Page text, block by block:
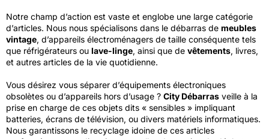
Notre champ d’action est vaste et englobe une large catégorie
d’articles. Nous nous spécialisons dans le débarras de meubles
vintage, d’appareils électroménagers de taille conséquente tels
que réfrigérateurs ou lave-linge, ainsi que de vêtements, livres,
et autres articles de la vie quotidienne.
Vous désirez vous séparer d’équipements électroniques
obsolètes ou d’appareils hors d’usage ? City Débarras veille à la
prise en charge de ces objets dits « sensibles » impliquant
batteries, écrans de télévision, ou divers matériels informatiques.
Nous garantissons le recyclage idoine de ces articles